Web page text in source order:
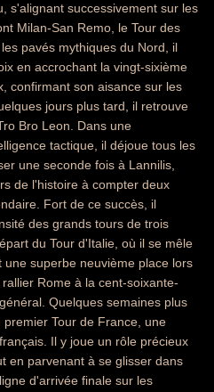
s'alignant successivement sur les
Milan-San Remo, le Tour des
pavés mythiques du Nord, il
en accrochant la vingt-sixième
confirmant son aisance sur les
jours plus tard, il retrouve
Bro Leon. Dans une
tactique, il déjoue tous les
une seconde fois à Lannilis,
de l'histoire à compter deux
Fort de ce succès, il
des grands tours de trois
du Tour d'Italie, où il se mêle
superbe neuvième place lors
Rome à la cent-soixante-
Quelques semaines plus
Tour de France, une
Il y joue un rôle précieux
en parvenant à se glisser dans
d'arrivée finale sur les